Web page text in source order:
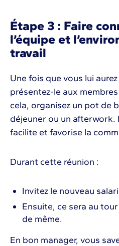
Étape 3 : Faire
l’équipe et
travail
Une fois que vous lui
présentez-le aux
cela, organisez un pot de
déjeuner ou un afterwork.
facilite et favorise la
Durant cette réunion :
Invitez le nouveau
Ensuite, ce sera au
de même.
En bon manager, vous